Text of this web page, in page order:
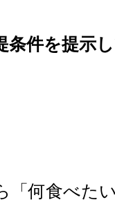
条件を提示
「何食べた